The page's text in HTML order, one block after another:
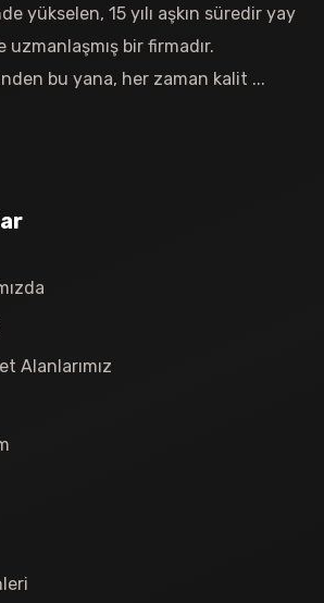
yükselen, 15 yılı aşkın süredir yay
uzmanlaşmış bir firmadır.
bu yana, her zaman kalit ...
Alanlarımız